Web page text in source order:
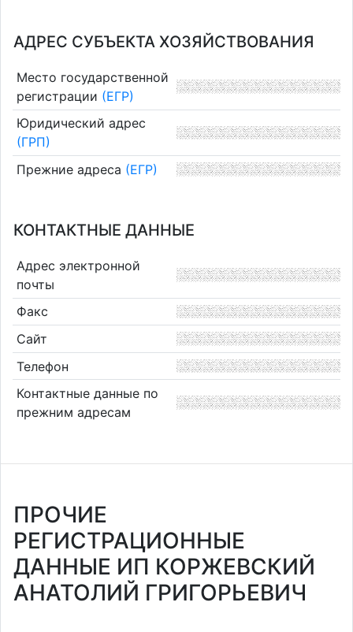
АДРЕС СУБЪЕКТА ХОЗЯЙСТВОВАНИЯ
Место государственной
регистрации (ЕГР)
Юридический адрес
(ГРП)
Прежние адреса (ЕГР)
КОНТАКТНЫЕ ДАННЫЕ
Адрес электронной
почты
Факс
Сайт
Телефон
Контактные данные по
прежним адресам
ПРОЧИЕ
РЕГИСТРАЦИОННЫЕ
ДАННЫЕ ИП КОРЖЕВСКИЙ
АНАТОЛИЙ ГРИГОРЬЕВИЧ